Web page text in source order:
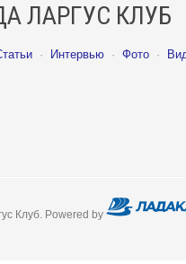
ЛАРГУС КЛУБ
· Интервью · Фото ·
Клуб. Powered by